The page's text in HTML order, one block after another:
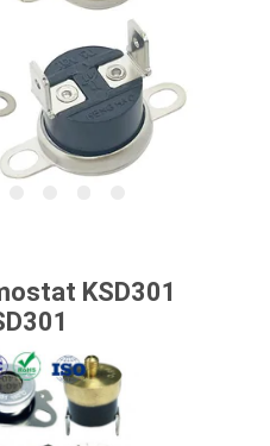
KSD301